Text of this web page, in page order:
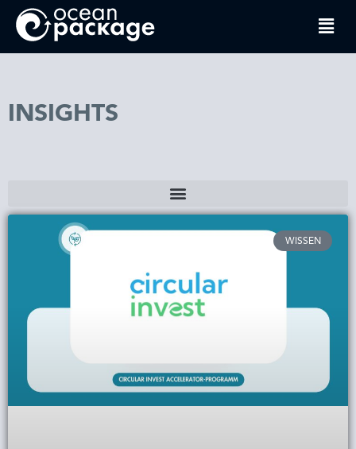
INSIGHTS
WISSEN